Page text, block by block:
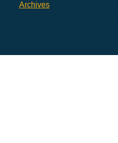
Archives